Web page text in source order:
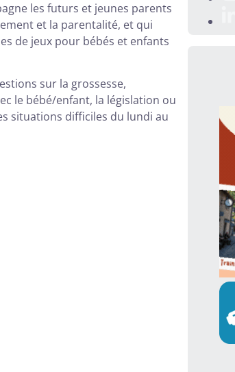
les futurs et jeunes parents
et la parentalité, et qui
de jeux pour bébés et enfants
sur la grossesse,
le bébé/enfant, la législation ou
situations difficiles du lundi au